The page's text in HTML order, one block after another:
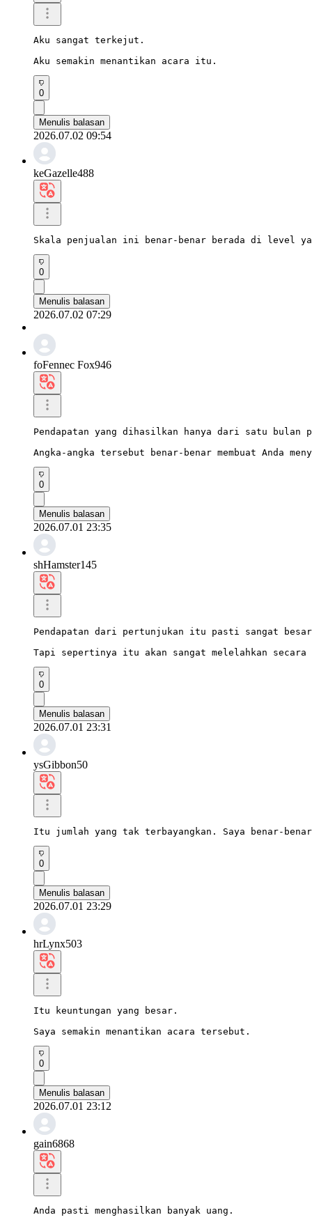
Aku sangat terkejut.
Aku semakin menantikan acara itu.
0
Menulis balasan
2026.07.02 09:54
keGazelle488
Skala penjualan ini benar-benar berada di level
0
Menulis balasan
2026.07.02 07:29
foFennec Fox946
Pendapatan yang dihasilkan hanya dari satu bulan
Angka-angka tersebut benar-benar membuat Anda
0
Menulis balasan
2026.07.01 23:35
shHamster145
Pendapatan dari pertunjukan itu pasti sangat
Tapi sepertinya itu akan sangat melelahkan
0
Menulis balasan
2026.07.01 23:31
ysGibbon50
Itu jumlah yang tak terbayangkan. Saya benar-
0
Menulis balasan
2026.07.01 23:29
hrLynx503
Itu keuntungan yang besar.
Saya semakin menantikan acara tersebut.
0
Menulis balasan
2026.07.01 23:12
gain6868
Anda pasti menghasilkan banyak uang.